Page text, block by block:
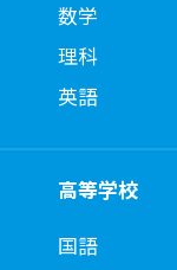
数学
理科
英語
高等学校
国語